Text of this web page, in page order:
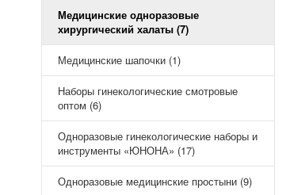
Медицинские одноразовые
хирургический халаты (7)
Медицинские шапочки (1)
Наборы гинекологические смотровые
оптом (6)
Одноразовые гинекологические наборы и
инструменты «ЮНОНА» (17)
Одноразовые медицинские простыни (9)